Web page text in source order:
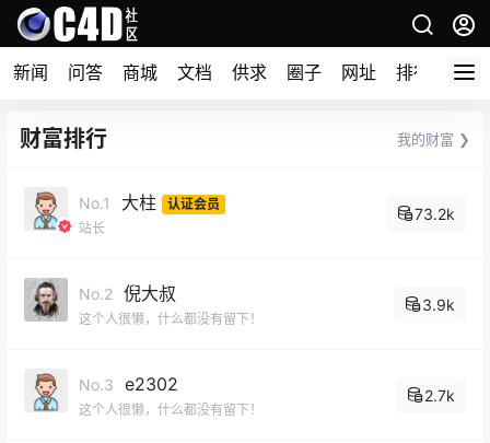
新闻 问答 商城 文档 供求 圈子 网址 排行榜
财富排行 我的财富 ❯
No.1 大柱
认证会员
站长
73.2k
No.2 倪大叔
这个人很懒，什么都没有留下！
3.9k
No.3 e2302
这个人很懒，什么都没有留下！
2.7k